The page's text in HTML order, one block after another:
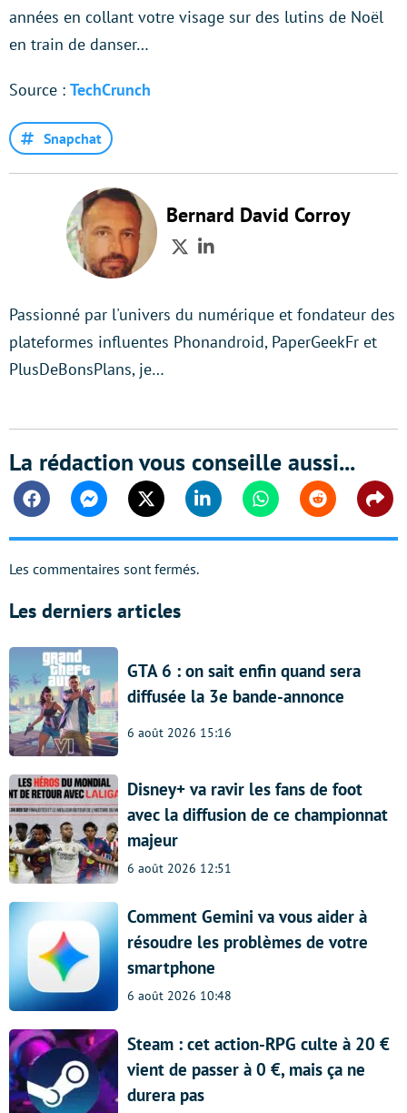
années en collant votre visage sur des lutins de Noël
en train de danser…
Source : TechCrunch
Snapchat
Bernard David Corroy
TwitterLinkedIn
Passionné par l'univers du numérique et fondateur des
plateformes influentes Phonandroid, PaperGeekFr et
PlusDeBonsPlans, je…
La rédaction vous conseille aussi...
FacebookMessengerTwitter Linkedin WhatsappReddit
Les commentaires sont fermés.
Les derniers articles
GTA 6 : on sait enfin quand sera
diffusée la 3e bande-annonce
6 août 2026 15:16
Disney+ va ravir les fans de foot
avec la diffusion de ce championnat
majeur
6 août 2026 12:51
Comment Gemini va vous aider à
résoudre les problèmes de votre
smartphone
6 août 2026 10:48
Steam : cet action-RPG culte à 20 €
vient de passer à 0 €, mais ça ne
durera pas